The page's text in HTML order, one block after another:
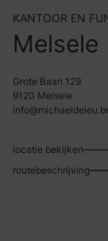
KANTOOR EN
Melsele
Grote Baan 129
9120 Melsele
locatie bekijken
routebeschrijving